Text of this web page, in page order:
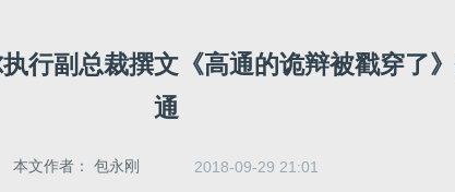
行副总裁撰文《高通的诡辩被戳穿了
通
本文作者： 包永刚 2018-09-29 21:01